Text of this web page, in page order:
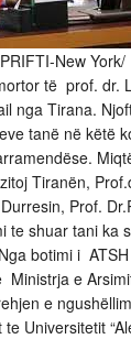
New York/
të prof. dr.
nga Tirana.
tanë në këtë
Tiranën,
Prof.
te shuar tani ka
botimi i
Ministrja e
e
Universitetit